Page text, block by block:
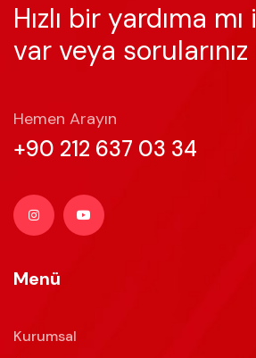
Hızlı bir yardıma
var veya sorularınız
Hemen Arayın
+90 212 637 03 34
Menü
Kurumsal